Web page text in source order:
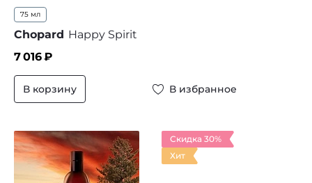
75 мл
Chopard Happy Spirit
7 016₽
В корзину В избранное
Скидка 30%
Хит